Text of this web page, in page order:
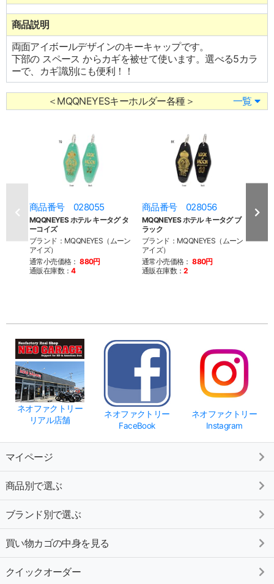
商品説明
両面アイボールデザインのキーキャップです。
下部の スペース からカギを被せて使います。選べる5カラ
ーで、カギ識別にも便利！！
＜MQQNEYESキーホルダー各種＞ 一覧
商品番号 028055
MQQNEYES ホテル キータグ タ
ーコイズ
ブランド：MQQNEYES（ムーン
アイズ）
通常小売価格： 880円
通販在庫数：4
商品番号 028056
MQQNEYES ホテル キータグ ブ
ラック
ブランド：MQQNEYES（ムーン
アイズ）
通常小売価格： 880円
通販在庫数：2
商
ブラ
ネオファクトリー
リアル店舗
ネオファクトリー
FaceBook
ネオファクトリー
Instagram
マイページ
商品別で選ぶ
ブランド別で選ぶ
買い物カゴの中身を見る
クイックオーダー